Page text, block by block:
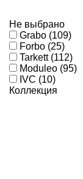
Не выбрано
Grabo (109)
Forbo (25)
Tarkett (112)
Moduleo (95)
IVC (10)
Коллекция